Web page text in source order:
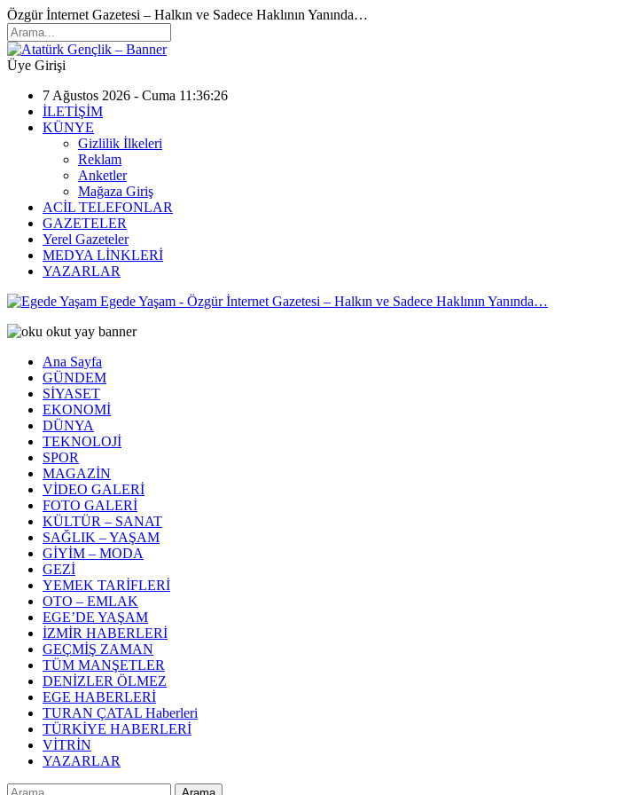
Özgür İnternet Gazetesi – Halkın ve Sadece Haklının Yanında…
Üye Girişi
7 Ağustos 2026 - Cuma 11:36:26
İLETİŞİM
KÜNYE
Gizlilik İlkeleri
Reklam
Anketler
Mağaza Giriş
ACİL TELEFONLAR
GAZETELER
Yerel Gazeteler
MEDYA LİNKLERİ
YAZARLAR
Egede Yaşam - Özgür İnternet Gazetesi – Halkın ve Sadece Haklının Yanında…
Ana Sayfa
GÜNDEM
SİYASET
EKONOMİ
DÜNYA
TEKNOLOJİ
SPOR
MAGAZİN
VİDEO GALERİ
FOTO GALERİ
KÜLTÜR – SANAT
SAĞLIK – YAŞAM
GİYİM – MODA
GEZİ
YEMEK TARİFLERİ
OTO – EMLAK
EGE’DE YAŞAM
İZMİR HABERLERİ
GEÇMİŞ ZAMAN
TÜM MANŞETLER
DENİZLER ÖLMEZ
EGE HABERLERİ
TURAN ÇATAL Haberleri
TÜRKİYE HABERLERİ
VİTRİN
YAZARLAR